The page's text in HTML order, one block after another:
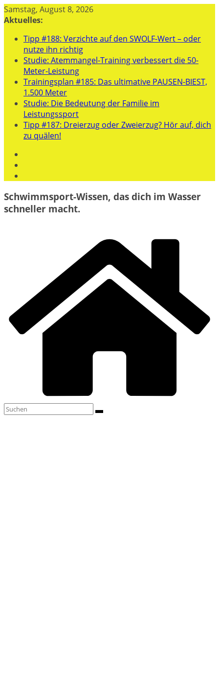
Zum
Inhalt
Samstag, August 8, 2026
Aktuelles:
Tipp #188: Verzichte auf den SWOLF-Wert – oder
nutze ihn richtig
Studie: Atemmangel-Training verbessert die 50-
Meter-Leistung
Trainingsplan #185: Das ultimative PAUSEN-BIEST,
1.500 Meter
Studie: Die Bedeutung der Familie im
Leistungssport
Tipp #187: Dreierzug oder Zweierzug? Hör auf, dich
zu quälen!
Schwimmsport-Wissen, das dich im Wasser
schneller macht.